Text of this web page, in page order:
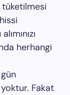
tüketilmesi
herhangi
Fakat